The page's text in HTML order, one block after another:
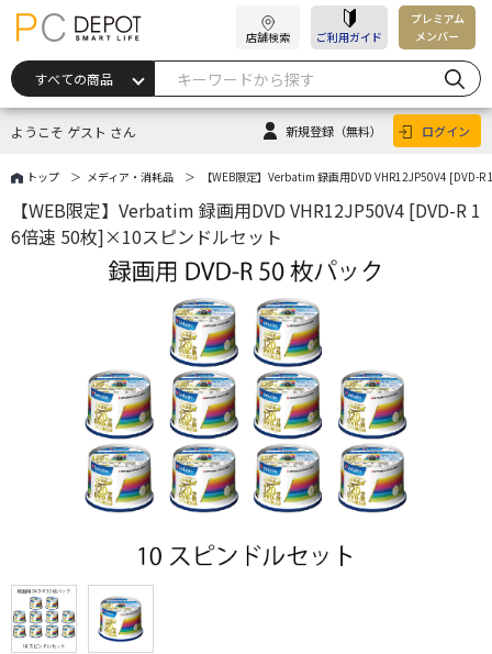
店舗検索 ご利用ガイド
プレミアム
メンバー
ようこそ ゲスト さん 新規登録 （無料） ログイン
トップ メディア・消耗品 【WEB限定】Verbatim 録画用DVD VHR12JP50V4
【WEB限定】Verbatim 録画用DVD VHR12JP50V4 [DVD-R 1
6倍速 50枚]×10スピンドルセット